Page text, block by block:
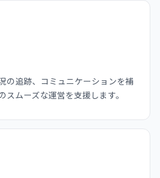
の追跡、コミュニケーションを補
スムーズな運営を支援します。